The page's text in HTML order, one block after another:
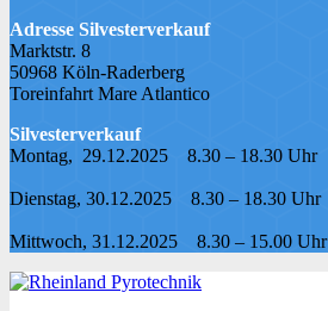
Adresse Silvesterverkauf
Marktstr. 8
50968 Köln-Raderberg
Toreinfahrt Mare Atlantico
Silvesterverkauf
Montag, 29.12.2025 8.30 – 18.30 Uhr
Dienstag, 30.12.2025 8.30 – 18.30 Uhr
Mittwoch, 31.12.2025 8.30 – 15.00 Uhr